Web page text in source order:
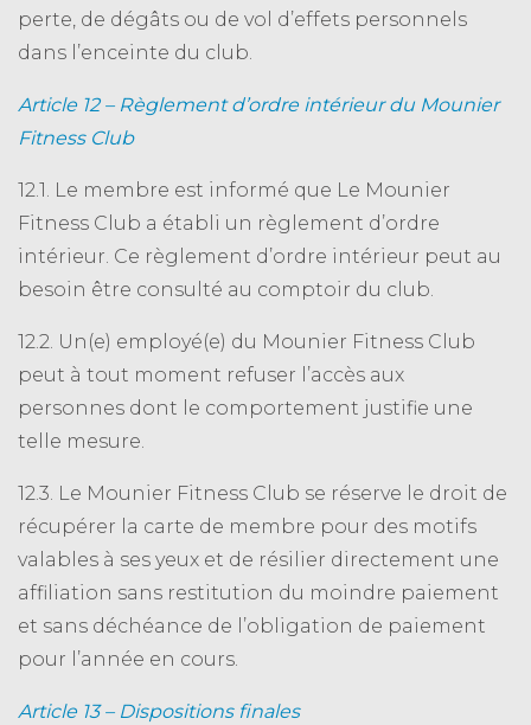
perte, de dégâts ou de vol d’effets personnels
dans l’enceinte du club.
Article 12 – Règlement d’ordre intérieur du Mounier
Fitness Club
12.1. Le membre est informé que Le Mounier
Fitness Club a établi un règlement d’ordre
intérieur. Ce règlement d’ordre intérieur peut au
besoin être consulté au comptoir du club.
12.2. Un(e) employé(e) du Mounier Fitness Club
peut à tout moment refuser l’accès aux
personnes dont le comportement justifie une
telle mesure.
12.3. Le Mounier Fitness Club se réserve le droit de
récupérer la carte de membre pour des motifs
valables à ses yeux et de résilier directement une
affiliation sans restitution du moindre paiement
et sans déchéance de l’obligation de paiement
pour l’année en cours.
Article 13 – Dispositions finales